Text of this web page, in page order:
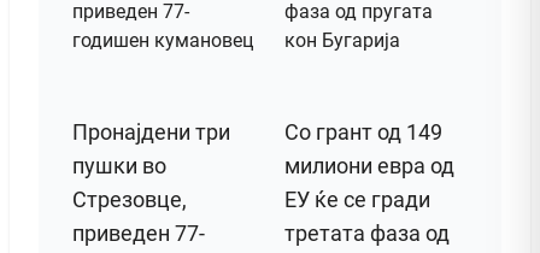
Пронајдени три
пушки во
Стрезовце,
приведен 77-
Со грант од 149
милиони евра од
ЕУ ќе се гради
третата фаза од